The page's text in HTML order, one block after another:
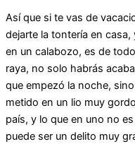
Así que si te vas de
dejarte la tontería en
en un calabozo, es de
raya, no solo habrás
que empezó la noche,
metido en un lio muy
país, y lo que en uno no
puede ser un delito muy